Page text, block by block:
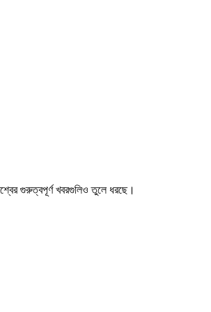
গুরুত্বপূর্ণ খবরগুলিও তুলে ধরছে।